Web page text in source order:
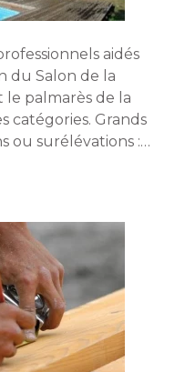
aidés
du Salon de la
le palmarès de la
catégories. Grands
ou surélévations :